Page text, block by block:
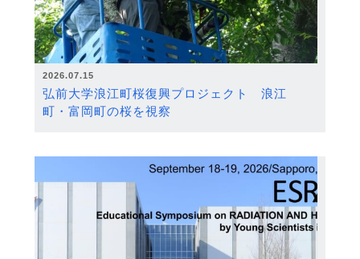
2026.07.15
弘前大学浪江町桜復興プロジェクト 浪江
町・富岡町の桜を視察